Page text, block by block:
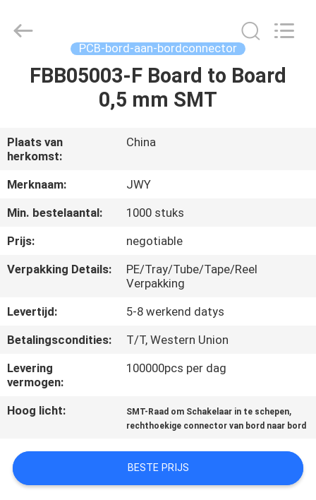
HUIS
ONGEVEER
ONS
FABRIEKSREIS
KWALITEITSCONTROLE
CONTACTEER
ONS
VERZOEK
OM EEN
COMPANY
Electronic
Co.,Ltd.
Reserved.
PCB-bord-aan-bordconnector
FBB05003-F Board to Board
0,5 mm SMT
Plaats van
herkomst:
China
Merknaam:
JWY
Min. bestelaantal:
1000 stuks
Prijs:
negotiable
Verpakking Details:
PE/Tray/Tube/Tape/Reel
Verpakking
Levertijd:
5-8 werkend datys
Betalingscondities:
T/T, Western Union
Levering
vermogen:
100000pcs per dag
Hoog licht: SMT-Raad om Schakelaar in te schepen,
rechthoekige connector van bord naar bord
BESTE PRIJS